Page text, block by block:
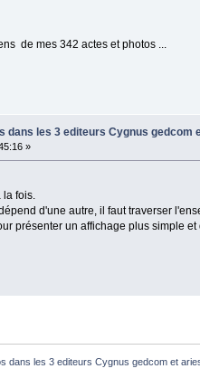
de mes 342 actes et photos ...
dans les 3 editeurs Cygnus gedcom
»
la fois.
d'une autre, il faut traverser
présenter un affichage plus simple
dans les 3 editeurs Cygnus gedcom et